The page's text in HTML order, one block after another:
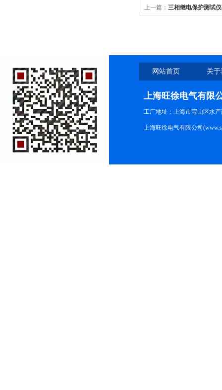
上一篇： 三相继电保护测试
网站首页 关
上海旺徐电气有限
工厂地址：上海市宝山区水产
上海旺徐电气有限公司